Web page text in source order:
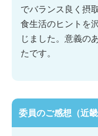
でバランス良く摂
食生活のヒントを
じました。意義の
たです。
委員のご感想（近畿